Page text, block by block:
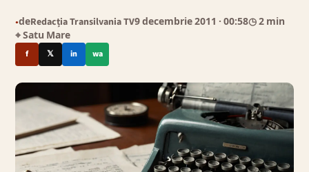
●deRedacția Transilvania TV9 decembrie 2011 · 00:58◷ 2 min
⌖ Satu Mare
f 𝕏 in wa